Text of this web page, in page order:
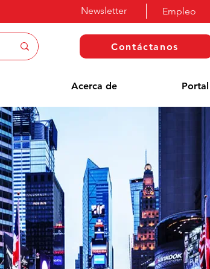
Empleo
Newsletter
Contáctanos
Acerca de